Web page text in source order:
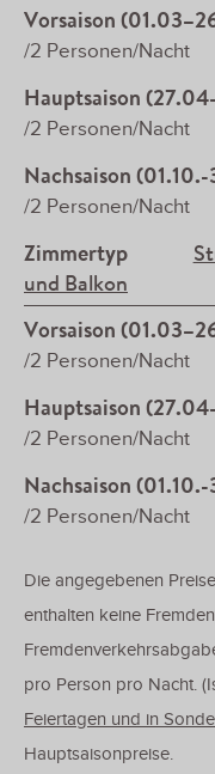
Vorsaison
/2 Personen/Nacht
Hauptsaison
/2 Personen/Nacht
Nachsaison
/2 Personen/Nacht
Zimmertyp
und Balkon
Vorsaison
/2 Personen/Nacht
Hauptsaison
/2 Personen/Nacht
Nachsaison
/2 Personen/Nacht
Die angegebenen
enthalten keine
pro Person pro Nacht.
Feiertagen und in
Hauptsaisonpreise.